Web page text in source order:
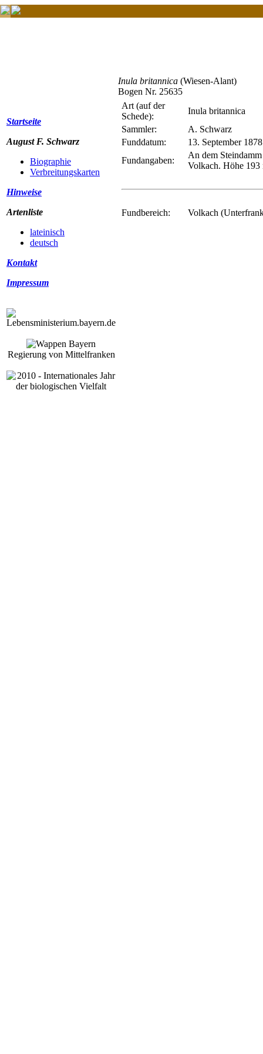
Startseite
August F. Schwarz
Biographie
Verbreitungskarten
Hinweise
Artenliste
lateinisch
deutsch
Kontakt
Impressum
Regierung von Mittelfranken
Inula britannica (Wiesen-Alant)
Bogen Nr. 25635
Art (auf der
Schede):
Inula britannica
Sammler:
A. Schwarz
Funddatum:
13. September 1878
Fundangaben:
An dem
Volkach. Höhe 193
Fundbereich: Volkach